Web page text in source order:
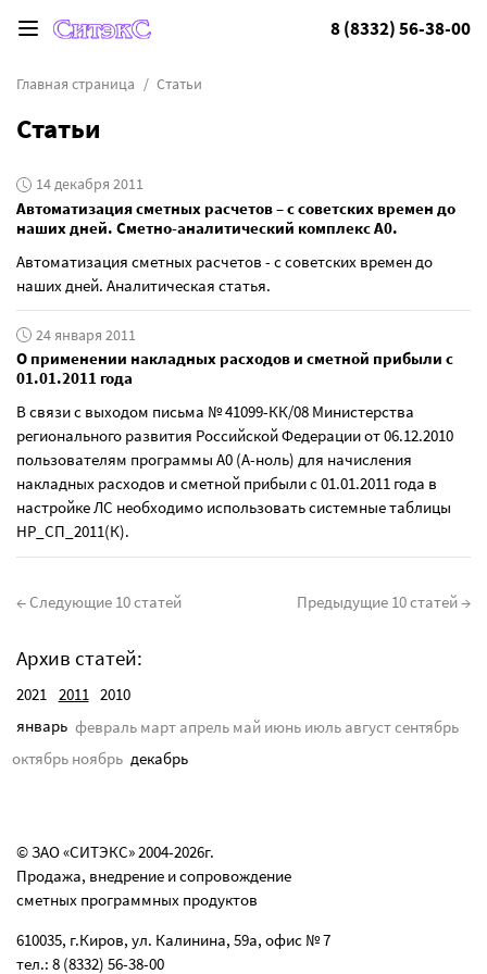
8 (8332) 56-38-00
Главная страница Статьи
Статьи
14 декабря 2011
Автоматизация сметных расчетов – с советских времен до
наших дней. Сметно-аналитический комплекс А0.
Автоматизация сметных расчетов - с советских времен до
наших дней. Аналитическая статья.
24 января 2011
О применении накладных расходов и сметной прибыли с
01.01.2011 года
В связи с выходом письма № 41099-КК/08 Министерства
регионального развития Российской Федерации от 06.12.2010
пользователям программы А0 (А-ноль) для начисления
накладных расходов и сметной прибыли с 01.01.2011 года в
настройке ЛС необходимо использовать системные таблицы
НР_СП_2011(К).
← Следующие 10 статей Предыдущие 10 статей →
Архив статей:
2021 2011 2010
январь февраль март апрель май июнь июль августсентябрь
октябрь ноябрь декабрь
© ЗАО «СИТЭКС» 2004-2026г.
Продажа, внедрение и сопровождение
сметных программных продуктов
610035, г.Киров, ул. Калинина, 59а, офис № 7
тел.: 8 (8332) 56-38-00